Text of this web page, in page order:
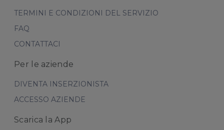
TERMINI E CONDIZIONI DEL SERVIZIO
FAQ
CONTATTACI
Per le aziende
DIVENTA INSERZIONISTA
ACCESSO AZIENDE
Scarica la App